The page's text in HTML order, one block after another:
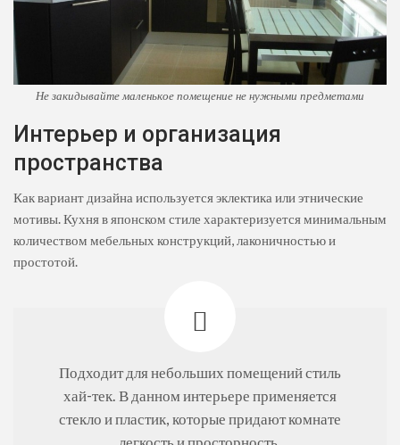
Не закидывайте маленькое помещение не нужными предметами
Интерьер и организация
пространства
Как вариант дизайна используется эклектика или этнические
мотивы. Кухня в японском стиле характеризуется минимальным
количеством мебельных конструкций, лаконичностью и
простотой.
Подходит для небольших помещений стиль
хай-тек. В данном интерьере применяется
стекло и пластик, которые придают комнате